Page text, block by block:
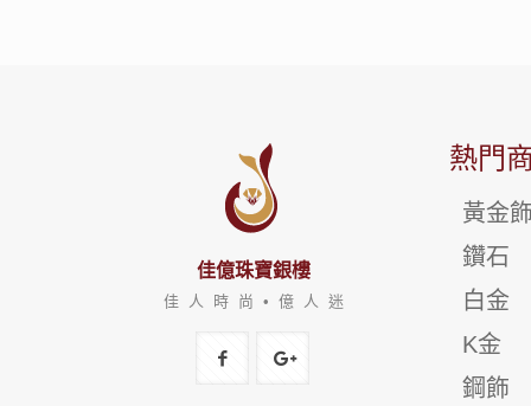
佳億珠寶銀樓
佳 人 時 尚 • 億 人 迷
熱門
黃金
鑽石
白金
K金
鋼飾